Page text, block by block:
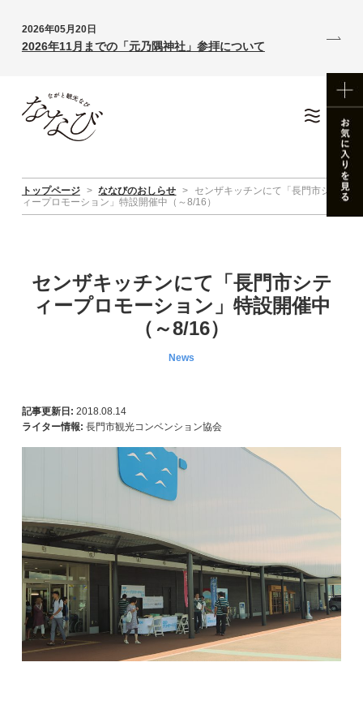
2026年05月20日
2026年11月までの「元乃隅神社」参拝について
トップページ > ななびのおしらせ >
センザキッチンにて「長門市シテ
ィープロモーション」特設開催中（～8/16）
センザキッチンにて「長門市シテ
ィープロモーション」特設開催中
（～8/16）
News
記事更新日: 2018.08.14
ライター情報: 長門市観光コンベンション協会